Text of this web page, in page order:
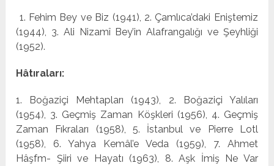
1. Fehim Bey ve Biz (1941), 2. Çamlıca’daki Eniştemiz
(1944), 3. Ali Nizamî Bey’in Alafrangalığı ve Şeyh­liği
(1952).
Hâtıraları:
1. Boğaziçi Mehtapları (1943), 2. Boğa­ziçi Yalıları
(1954), 3. Geçmiş Zaman Köşkleri (1956), 4. Geç­miş
Zaman Fıkraları (1958), 5. İstanbul ve Pierre Lotl
(1958), 6. Yahya Kemâl’e Veda (1959), 7. Ahmet
Hâşfm- Şiiri ve Ha­yatı (1963), 8. Aşk İmiş Ne Var